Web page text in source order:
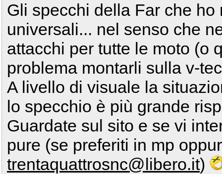
Gli specchi della Far che
universali... nel senso che
attacchi per tutte le moto (o
problema montarli sulla v-
A livello di visuale la
lo specchio è più grande
Guardate sul sito e se vi
pure (se preferiti in mp
trentaquattrosnc@libero.it)